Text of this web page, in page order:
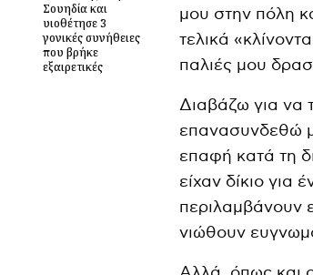
Σουηδία και
υιοθέτησε 3
γονικές συνήθειες
που βρήκε
εξαιρετικές
μου στην πόλη
τελικά
παλιές μου
Διαβάζω για να
επανασυνδεθώ
επαφή κατά τη
είχαν δίκιο για
περιλαμβάνουν
νιώθουν